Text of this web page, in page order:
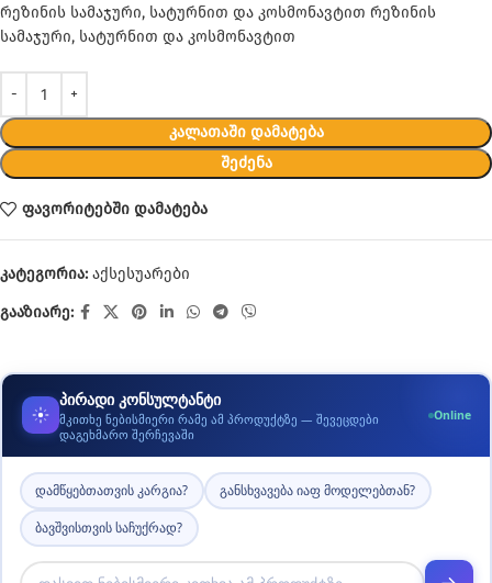
რეზინის სამაჯური, სატურნით და კოსმონავტით რეზინის
სამაჯური, სატურნით და კოსმონავტით
ᲙᲐᲚᲐᲗᲐᲨᲘ ᲓᲐᲛᲐᲢᲔᲑᲐ
ᲨᲔᲫᲔᲜᲐ
ფავორიტებში დამატება
კატეგორია: აქსესუარები
გააზიარე:
პირადი კონსულტანტი
მკითხე ნებისმიერი რამე ამ პროდუქტზე — შევეცდები
დაგეხმარო შერჩევაში
Online
დამწყებთათვის კარგია? განსხვავება იაფ მოდელებთან?
ბავშვისთვის საჩუქრად?